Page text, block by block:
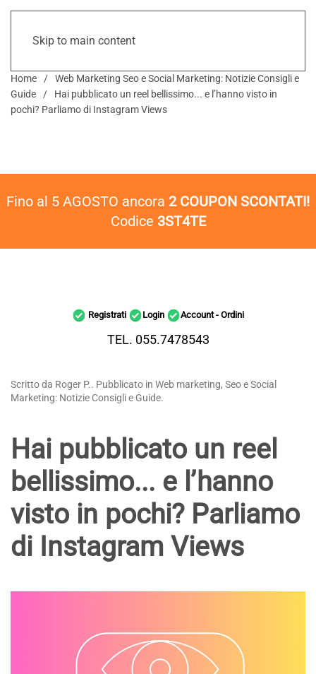
Skip to main content
Home
Web Marketing Seo e Social Marketing: Notizie Consigli e
Guide
Hai pubblicato un reel bellissimo... e l’hanno visto in
pochi? Parliamo di Instagram Views
Fino al 5 AGOSTO ancora 2 COUPON SCONTATI!
Codice 3ST4TE
Registrati Login Account - Ordini
TEL. 055.7478543
Scritto da Roger P.. Pubblicato in Web marketing, Seo e Social
Marketing: Notizie Consigli e Guide.
Hai pubblicato un reel
bellissimo... e l’hanno
visto in pochi? Parliamo
di Instagram Views